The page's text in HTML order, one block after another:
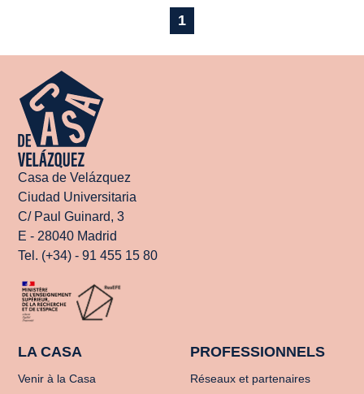
1
Casa de Velázquez
Ciudad Universitaria
C/ Paul Guinard, 3
E - 28040 Madrid
Tel. (+34) - 91 455 15 80
LA CASA
Venir à la Casa
PROFESSIONNELS
Réseaux et partenaires